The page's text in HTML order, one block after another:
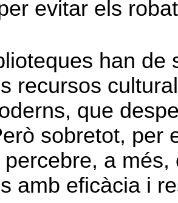
evitar els
han de
recursos
que
sobretot, per
a
amb eficàcia i